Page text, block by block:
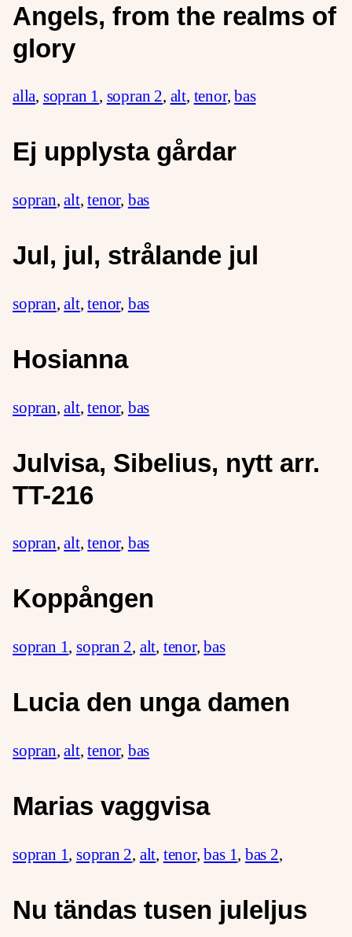
Angels, from the realms of
glory
alla, sopran 1, sopran 2, alt, tenor,bas
Ej upplysta gårdar
sopran,alt,tenor, bas
Jul, jul, strålande jul
sopran,alt,tenor, bas
Hosianna
sopran,alt,tenor, bas
Julvisa, Sibelius, nytt arr.
TT-216
sopran,alt,tenor, bas
Koppången
sopran 1, sopran 2, alt, tenor,bas
Lucia den unga damen
sopran,alt,tenor, bas
Marias vaggvisa
sopran 1, sopran 2, alt, tenor,bas 1, bas 2,
Nu tändas tusen juleljus